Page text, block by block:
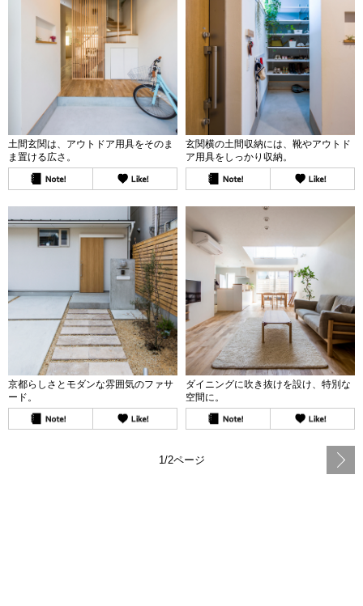
土間玄関は、アウトドア用具をそのま
ま置ける広さ。
玄関横の土間収納には、靴やアウトド
ア用具をしっかり収納。
京都らしさとモダンな雰囲気のファサ
ード。
ダイニングに吹き抜けを設け、特別な
空間に。
1/2ページ